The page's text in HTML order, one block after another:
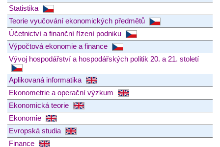
Statistika
Teorie vyučování ekonomických předmětů
Účetnictví a finanční řízení podniku
Výpočtová ekonomie a finance
Vývoj hospodářství a hospodářských politik 20. a 21. století
Aplikovaná informatika
Ekonometrie a operační výzkum
Ekonomická teorie
Ekonomie
Evropská studia
Finance